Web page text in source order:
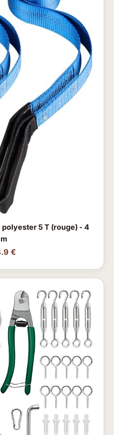
polyester 5 T (rouge) - 4
m
€